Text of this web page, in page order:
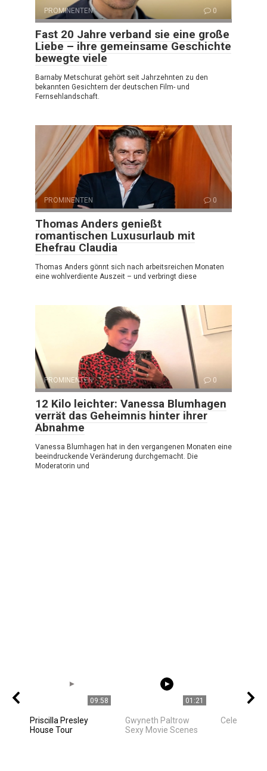
PROMINENTEN 0
Fast 20 Jahre verband sie eine große
Liebe – ihre gemeinsame Geschichte
bewegte viele
Barnaby Metschurat gehört seit Jahrzehnten zu den
bekannten Gesichtern der deutschen Film- und
Fernsehlandschaft.
PROMINENTEN 0
Thomas Anders genießt
romantischen Luxusurlaub mit
Ehefrau Claudia
Thomas Anders gönnt sich nach arbeitsreichen Monaten
eine wohlverdiente Auszeit – und verbringt diese
PROMINENTEN 0
12 Kilo leichter: Vanessa Blumhagen
verrät das Geheimnis hinter ihrer
Abnahme
Vanessa Blumhagen hat in den vergangenen Monaten eine
beeindruckende Veränderung durchgemacht. Die
Moderatorin und
09:58
Priscilla Presley
House Tour
01:21
Gwyneth Paltrow
Sexy Movie Scenes
Celebrities